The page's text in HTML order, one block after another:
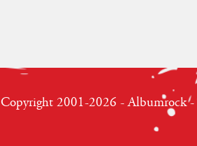
Copyright 2001-2026 - Albumrock -